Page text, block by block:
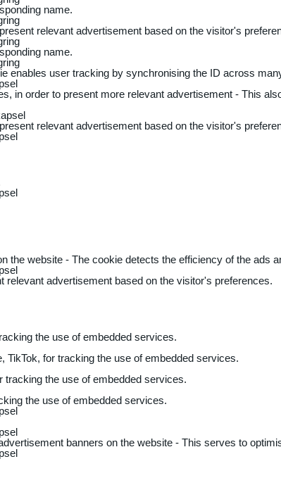
name.
relevant advertisement based on the visitor's
name.
enables user tracking by synchronising the ID across
in order to present more relevant advertisement - This
relevant advertisement based on the visitor's
the website - The cookie detects the efficiency of the ads
advertisement based on the visitor's preferences.
the use of embedded services.
TikTok, for tracking the use of embedded services.
tracking the use of embedded services.
the use of embedded services.
banners on the website - This serves to